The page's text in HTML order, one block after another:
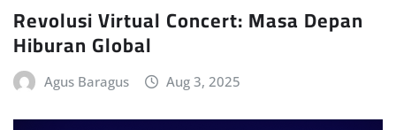
Revolusi Virtual Concert: Masa Depan
Hiburan Global
Agus Baragus Aug 3, 2025